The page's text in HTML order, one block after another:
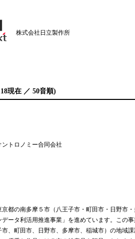
株式会社日立製作所
現在 ／ 50音順)
ントロノミー合同会社
京都の南多摩５市（八王子市・町田市・日野市
データ利活用推進事業」を進めています。この
市、町田市、日野市、多摩市、稲城市）の地域